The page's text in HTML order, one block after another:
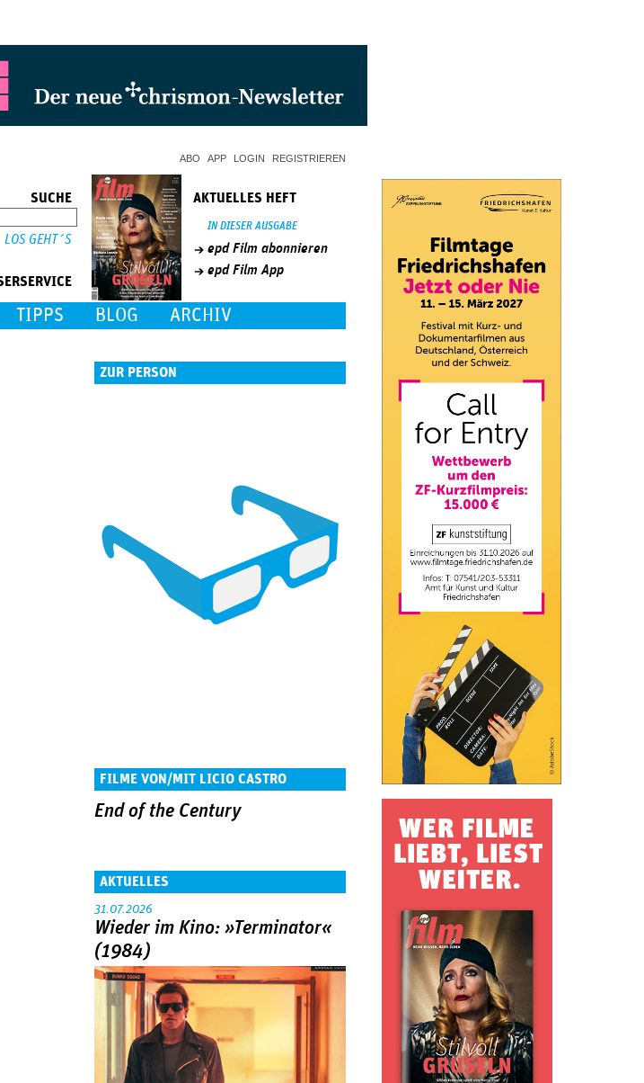
ABO APP LOGIN REGISTRIEREN
SUCHE AKTUELLES HEFT
IN DIESER AUSGABE
epd Film abonnieren
epd Film App
TIPPS BLOG ARCHIV
ZUR PERSON
FILME VON/MIT LICIO CASTRO
End of the Century
AKTUELLES
31.07.2026
Wieder im Kino: »Terminator«
(1984)